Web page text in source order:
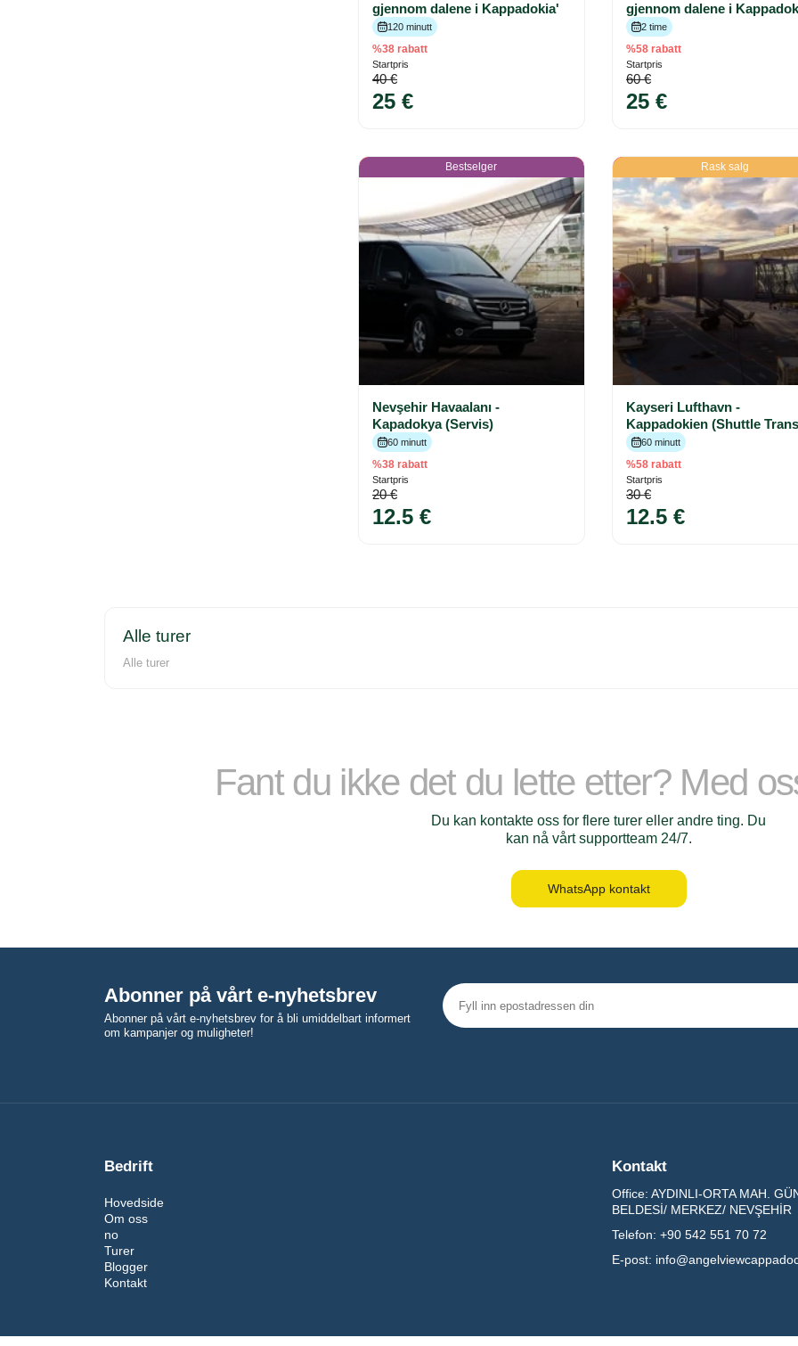
gjennom dalene i Kappadokia'
120 minutt
%38 rabatt
Startpris
40 €
25 €
gjennom dalene i
2 time
%58 rabatt
Startpris
60 €
25 €
Bestselger
Nevşehir Havaalanı -
Kapadokya (Servis)
60 minutt
%38 rabatt
Startpris
20 €
12.5 €
Rask salg
Kayseri Lufthavn -
Kappadokien (Shuttle
60 minutt
%58 rabatt
Startpris
30 €
12.5 €
Alle turer
Alle turer
Fant du ikke det du lette etter? Med
Du kan kontakte oss for flere turer eller andre ting. Du
kan nå vårt supportteam 24/7.
WhatsApp kontakt
Abonner på vårt e-nyhetsbrev
Abonner på vårt e-nyhetsbrev for å bli umiddelbart informert
om kampanjer og muligheter!
Bedrift
Hovedside
Om oss
no
Turer
Blogger
Kontakt
Kontakt
Office: AYDINLI-ORTA MAH.
BELDESİ/ MERKEZ/ NEVŞEHİR
Telefon: +90 542 551 70 72
E-post: